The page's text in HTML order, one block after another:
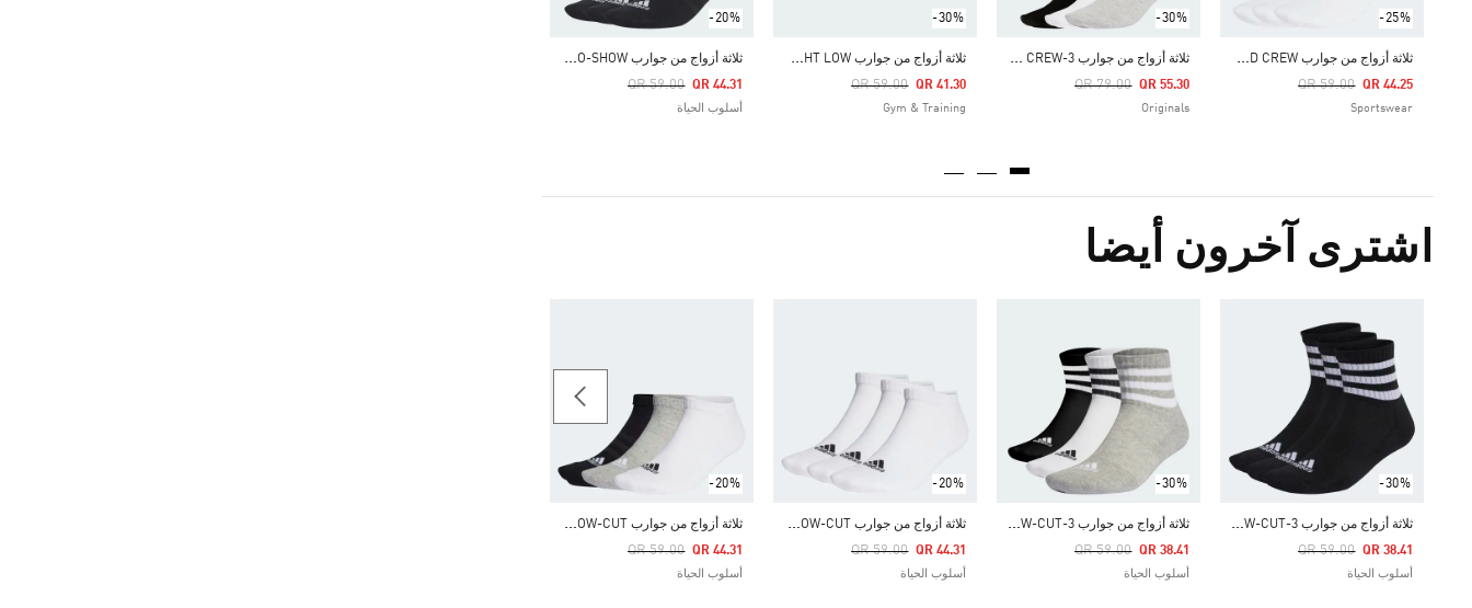
-25%
ث
لاثة أزواج من جوارب CUSHIONED CREW
Price Reduced From
QR 59.00
To QR 44.25
Sportswear
-30%
ث
لاثة أزواج من جوارب 3-STRIPES HIGH CREW
Price Reduced From
QR 79.00
To QR 55.30
Originals
-30%
ث
لاثة أزواج من جوارب PERFORMANCE CLIMACOOL THIN AND LIGHT LOW
Price Reduced From
QR 59.00
To QR 41.30
Gym & Training
-20%
ث
لاثة أزواج من جوارب THIN AND LIGHT NO-SHOW
Price Reduced From
QR 59.00
To QR 44.31
أسلوب الحياة
اشترى آخرون أيضا
-30%
ث
لاثة أزواج من جوارب 3-STRIPES CUSHIONED SPORTSWEAR LOW-CUT
Price Reduced From
QR 59.00
To QR 38.41
أسلوب الحياة
-30%
ث
لاثة أزواج من جوارب 3-STRIPES CUSHIONED SPORTSWEAR LOW-CUT
Price Reduced From
QR 59.00
To QR 38.41
أسلوب الحياة
-20%
ث
لاثة أزواج من جوارب CUSHIONED LOW-CUT
Price Reduced From
QR 59.00
To QR 44.31
أسلوب الحياة
-20%
ث
لاثة أزواج من جوارب CUSHIONED LOW-CUT
Price Reduced From
QR 59.00
To QR 44.31
أسلوب الحياة